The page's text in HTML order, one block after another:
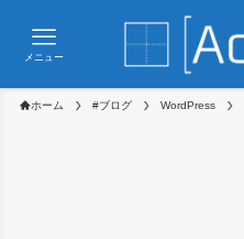
メニュー
ホーム #ブログ WordPress